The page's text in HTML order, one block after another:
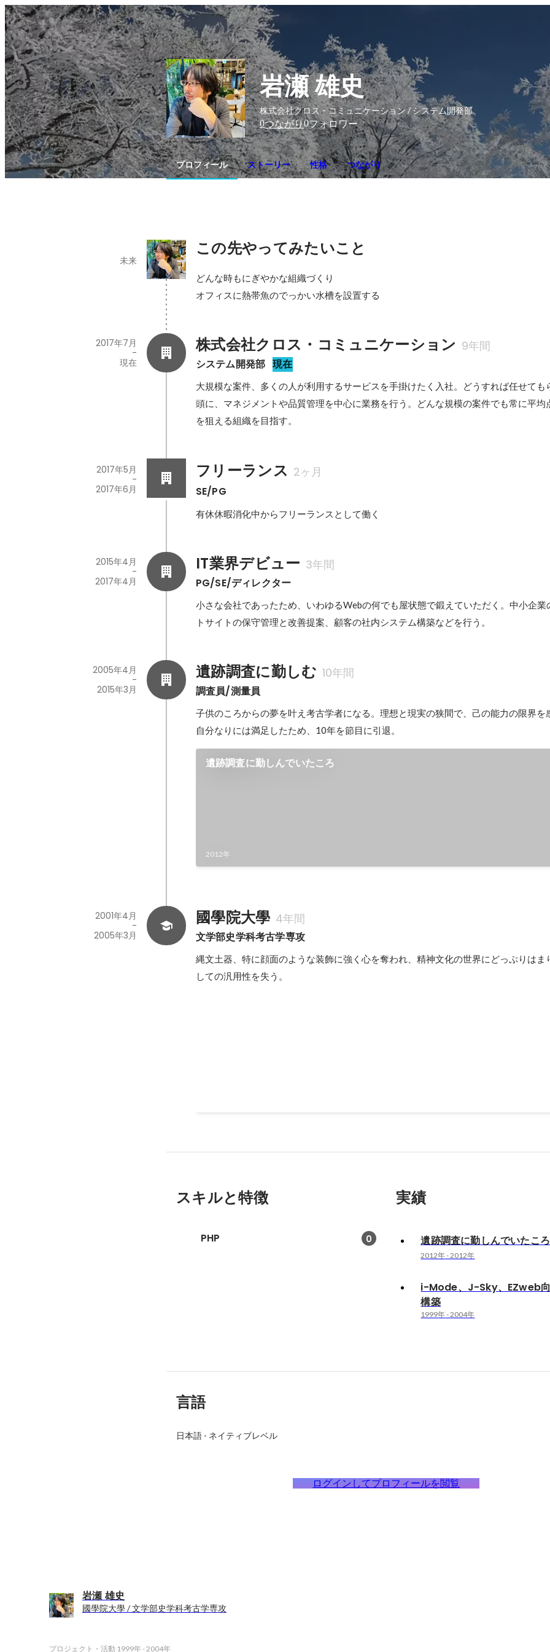
岩瀬 雄史
株式会社クロス・コミュニケーション / システム開発部
0つながり0フォロワー
プロフィール ストーリー 性格 つながり
この先やってみたいこと
未来
どんな時もにぎやかな組織づくり
オフィスに熱帯魚のでっかい水槽を設置する
株式会社クロス・コミュニケーション 9年間
システム開発部 現在
2017年7月
-
現在
大規模な案件、多くの人が利用するサービスを手掛けたく入社。どうすれば任せても
頭に、マネジメントや品質管理を中心に業務を行う。どんな規模の案件でも常に平均
を狙える組織を目指す。
フリーランス 2ヶ月
SE/PG
2017年5月
-
2017年6月
有休休暇消化中からフリーランスとして働く
IT業界デビュー 3年間
PG/SE/ディレクター
2015年4月
-
2017年4月
小さな会社であったため、いわゆるWebの何でも屋状態で鍛えていただく。中小企業
トサイトの保守管理と改善提案、顧客の社内システム構築などを行う。
遺跡調査に勤しむ 10年間
調査員/測量員
2005年4月
-
2015年3月
子供のころからの夢を叶え考古学者になる。理想と現実の狭間で、己の能力の限界を
自分なりには満足したため、10年を節目に引退。
遺跡調査に勤しんでいたころ
2012年
國學院大學 4年間
文学部史学科考古学専攻
2001年4月
-
2005年3月
縄文土器、特に顔面のような装飾に強く心を奪われ、精神文化の世界にどっぷりはま
しての汎用性を失う。
スキルと特徴
PHP 0
実績
遺跡調査に勤しんでいたころ
2012年-2012年
i-Mode、J-Sky、EZweb
構築
1999年-2004年
言語
日本語- ネイティブレベル
ログインしてプロフィールを閲覧
岩瀬 雄史
國學院大學 / 文学部史学科考古学専攻
プロジェクト・活動 1999年-2004年